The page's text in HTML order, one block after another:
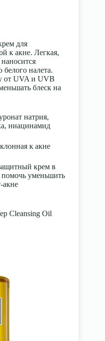
для
к акне. Легкая,
белого налета.
от UVA и UVB
блеск на
натрия,
ниацинамид
к акне
крем в
уменьшить
акне
Cleansing Oil